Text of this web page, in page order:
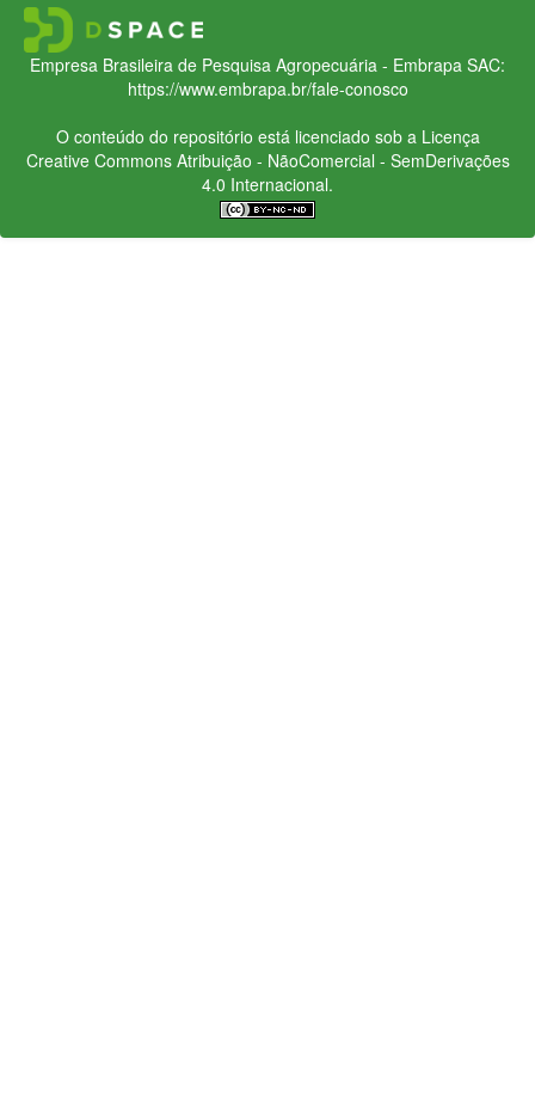
Empresa Brasileira de Pesquisa Agropecuária - Embrapa SAC:
https://www.embrapa.br/fale-conosco
O conteúdo do repositório está licenciado sob a Licença
Creative CommonsAtribuição - NãoComercial - SemDerivações
4.0 Internacional.